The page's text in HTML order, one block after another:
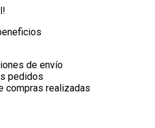
de envío
pedidos
compras realizadas